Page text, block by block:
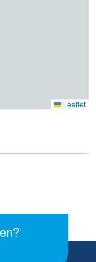
Leaflet